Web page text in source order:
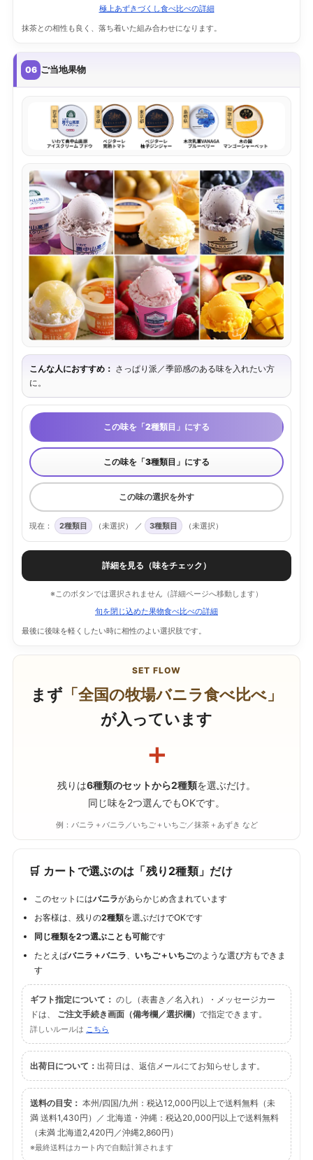
極上あずきづくし食べ比べの詳細
抹茶との相性も良く、落ち着いた組み合わせになります。
06 ご当地果物
こんな人におすすめ： さっぱり派／季節感のある味を入れたい方
に。
この味を「2種類目」にする
この味を「3種類目」にする
この味の選択を外す
現在： 2種類目 （未選択） ／ 3種類目 （未選択）
詳細を見る（味をチェック）
※このボタンでは選択されません（詳細ページへ移動します）
旬を閉じ込めた果物食べ比べの詳細
最後に後味を軽くしたい時に相性のよい選択肢です。
SET FLOW
まず 「全国の牧場バニラ食べ比べ」
が入っています
＋
残りは6種類のセットから2種類を選ぶだけ。
同じ味を2つ選んでもOKです。
例：バニラ＋バニラ／いちご＋いちご／抹茶＋あずき など
🛒 カートで選ぶのは「残り2種類」だけ
このセットにはバニラがあらかじめ含まれています
お客様は、残りの2種類を選ぶだけでOKです
同じ種類を2つ選ぶことも可能です
たとえばバニラ＋バニラ、 いちご＋いちごのような選び方もできま
す
ギフト指定について： のし（表書き／名入れ）・メッセージカー
ドは、 ご注文手続き画面（備考欄／選択欄） で指定できます。
詳しいルールは こちら
出荷日について： 出荷日は、返信メールにてお知らせします。
送料の目安： 本州/四国/九州：税込12,000円以上で送料無料（未
満 送料1,430円）／ 北海道・沖縄：税込20,000円以上で送料無料
（未満 北海道2,420円／沖縄2,860円）
※最終送料はカート内で自動計算されます